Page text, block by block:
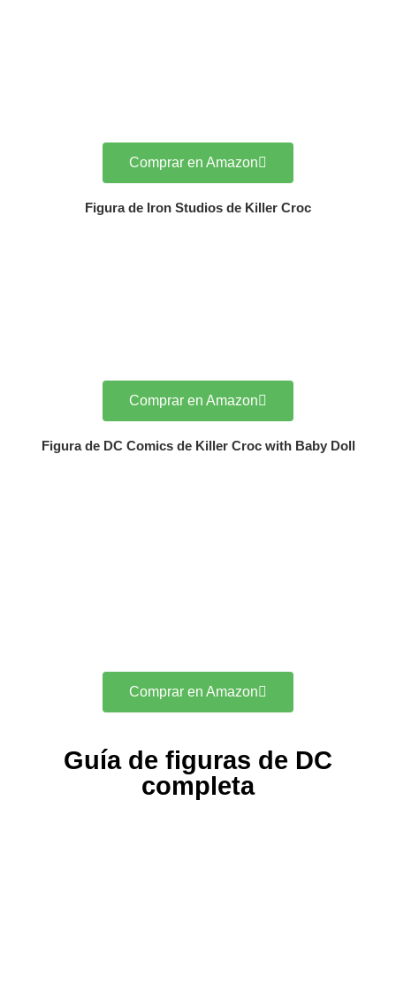
Comprar en Amazon
Figura de Iron Studios de Killer Croc
Comprar en Amazon
Figura de DC Comics de Killer Croc with Baby Doll
Comprar en Amazon
Guía de figuras de DC
completa